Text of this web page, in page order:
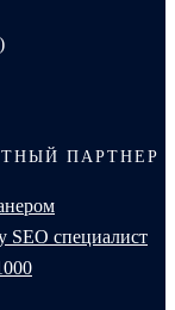
ПАРТНЕР
специалист